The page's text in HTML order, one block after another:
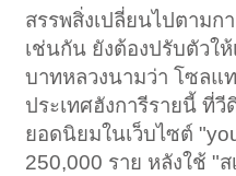
สรรพสิ่งเปลี่ยนไปตามก
เช่นกัน ยังต้องปรับตัวใ
บาทหลวงนามว่า โซลแ
ประเทศฮังการีรายนี้ ที่
ยอดนิยมในเว็บไซต์
250,000 ราย หลังใช้ "